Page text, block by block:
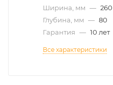
Ширина, мм — 260
Глубина, мм — 80
Гарантия — 10 лет
Все характеристики